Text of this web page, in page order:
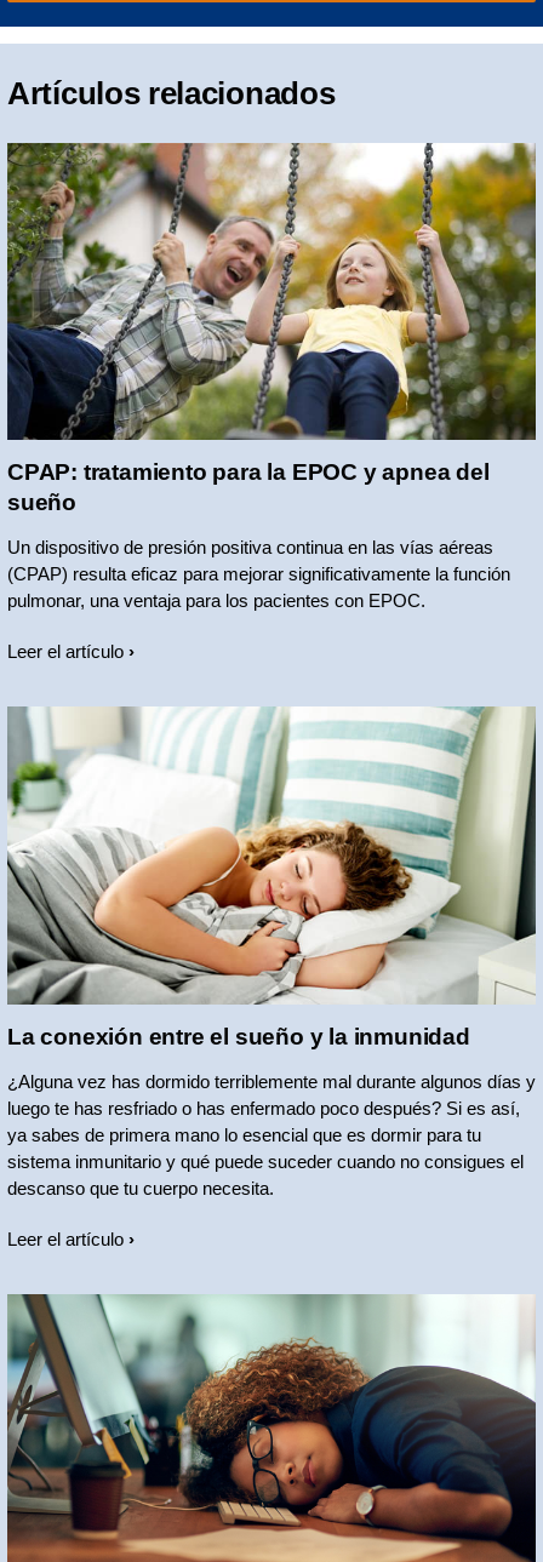
Artículos relacionados
CPAP: tratamiento para la EPOC y apnea del
sueño
Un dispositivo de presión positiva continua en las vías aéreas
(CPAP) resulta eficaz para mejorar significativamente la función
pulmonar, una ventaja para los pacientes con EPOC.
Leer el artículo
La conexión entre el sueño y la inmunidad
¿Alguna vez has dormido terriblemente mal durante algunos días y
luego te has resfriado o has enfermado poco después? Si es así,
ya sabes de primera mano lo esencial que es dormir para tu
sistema inmunitario y qué puede suceder cuando no consigues el
descanso que tu cuerpo necesita.
Leer el artículo